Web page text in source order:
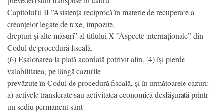
Capitolului II ”Asistența reciprocă în materie de recuperare a
creanțelor legate de taxe, impozite,
drepturi și alte măsuri” al titlului X ”Aspecte internaționale” din
Codul de procedură fiscală.
(6) Eșalonarea la plată acordată potrivit alin. (4) își pierde
valabilitatea, pe lângă cazurile
prevăzute în Codul de procedură fiscală, și în următoarele cazuri:
a) activele transferate sau activitatea economică desfășurată printr-
un sediu permanent sunt